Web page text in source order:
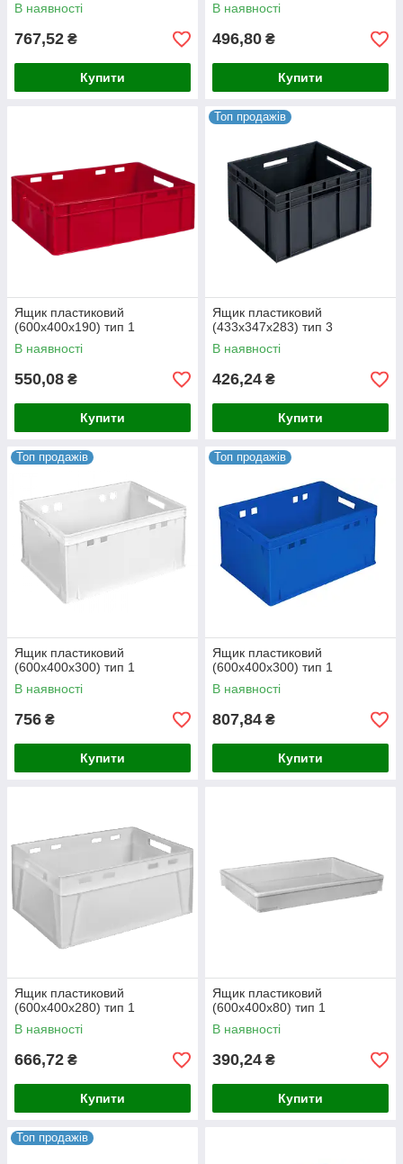
В наявності
767,52 ₴
Купити
В наявності
496,80 ₴
Купити
Ящик пластиковий
(600х400х190) тип 1
В наявності
550,08 ₴
Купити
Топ продажів
Ящик пластиковий
(433х347х283) тип 3
В наявності
426,24 ₴
Купити
Топ продажів
Ящик пластиковий
(600х400х300) тип 1
В наявності
756 ₴
Купити
Топ продажів
Ящик пластиковий
(600х400х300) тип 1
В наявності
807,84 ₴
Купити
Ящик пластиковий
(600х400х280) тип 1
В наявності
666,72 ₴
Купити
Ящик пластиковий
(600х400х80) тип 1
В наявності
390,24 ₴
Купити
Топ продажів